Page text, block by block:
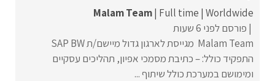
Malam Team Full time Worldwide
פורסם לפני 6 שעות
Malam Team מגייסת לארגון גדול מיישם/ת SAP BW
התפקיד כולל: – כתיבת מסמכי אפיון, תהליכים עסקיים
ומימושם במערכת כולל שיתוף ...